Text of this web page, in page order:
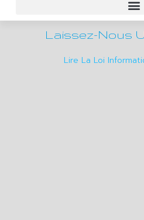
Laissez-Nous
Lire La Loi